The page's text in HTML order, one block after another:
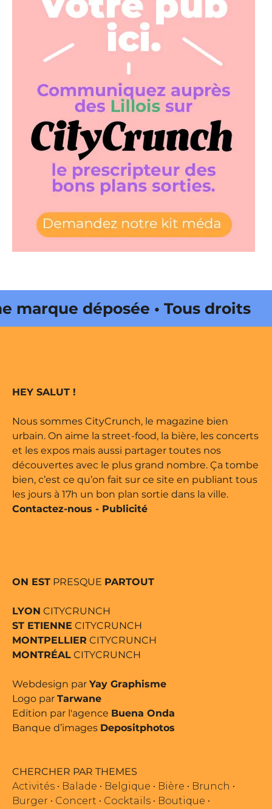
déposée • Tous droits
par Buena Onda Web •
HEY SALUT !
Nous sommes CityCrunch, le magazine bien
urbain. On aime la street-food, la bière, les concerts
et les expos mais aussi partager toutes nos
découvertes avec le plus grand nombre. Ça tombe
bien, c’est ce qu’on fait sur ce site en publiant tous
les jours à 17h un bon plan sortie dans la ville.
Contactez-nous - Publicité
ON EST PRESQUE PARTOUT
LYON CITYCRUNCH
ST ETIENNE CITYCRUNCH
MONTPELLIER CITYCRUNCH
MONTRÉAL CITYCRUNCH
Webdesign par Yay Graphisme
Logo par Tarwane
Edition par l'agence Buena Onda
Banque d’images Depositphotos
CHERCHER PAR THEMES
Activités • Balade • Belgique • Bière • Brunch •
Burger • Concert • Cocktails • Boutique •